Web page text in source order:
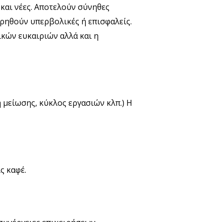
νέες. Αποτελούν σύνηθες
υπερβολικές ή επισφαλείς.
ευκαιριών αλλά και η
μείωσης, κύκλος εργασιών κλπ.) Η
καφέ.